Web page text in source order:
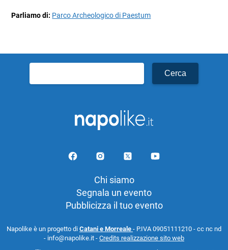
Parliamo di: Parco Archeologico di Paestum
per:
Chi siamo
Segnala un evento
Pubblicizza il tuo evento
Napolike è un progetto di Catani e Morreale - P.IVA 09051111210 - cc nc nd
- info@napolike.it - Credits realizzazione sito web